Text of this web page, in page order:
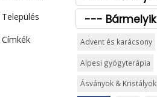
Település
Címkék
Advent és karácsony
Alpesi gyógyterápia
Ásványok & Kristályok